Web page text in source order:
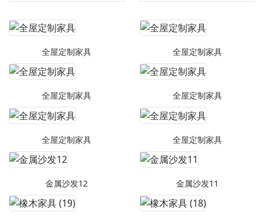
全屋定制家具 全屋定制家具
全屋定制家具 全屋定制家具
全屋定制家具 全屋定制家具
金属沙发12 金属沙发11